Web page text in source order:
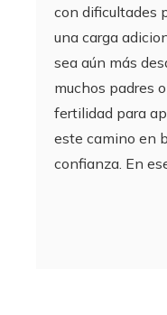
con dificultades
una carga
sea aún más
muchos padres
fertilidad para
este camino en
confianza. En